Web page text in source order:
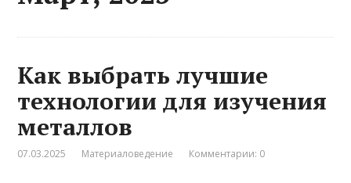
Как выбрать лучшие
технологии для изучения
металлов
07.03.2025 Материаловедение Комментарии: 0